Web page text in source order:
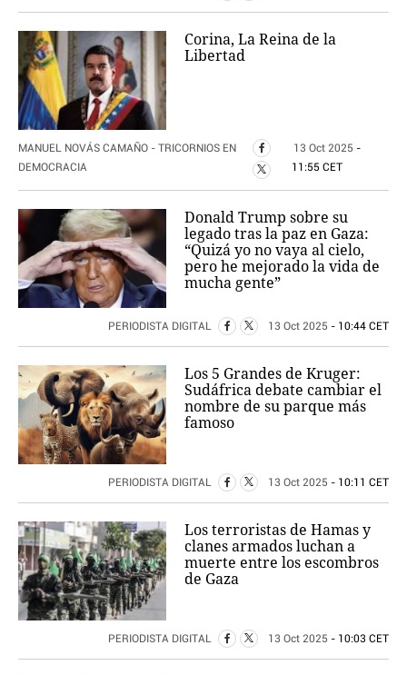
Corina, La Reina de la
Libertad
MANUEL NOVÁS CAMAÑO - TRICORNIOS EN
DEMOCRACIA
13 Oct 2025 -
11:55 CET
Donald Trump sobre su
legado tras la paz en Gaza:
“Quizá yo no vaya al cielo,
pero he mejorado la vida de
mucha gente”
PERIODISTA DIGITAL 13 Oct 2025 - 10:44 CET
Los 5 Grandes de Kruger:
Sudáfrica debate cambiar el
nombre de su parque más
famoso
PERIODISTA DIGITAL 13 Oct 2025 - 10:11 CET
Los terroristas de Hamas y
clanes armados luchan a
muerte entre los escombros
de Gaza
PERIODISTA DIGITAL 13 Oct 2025 - 10:03 CET